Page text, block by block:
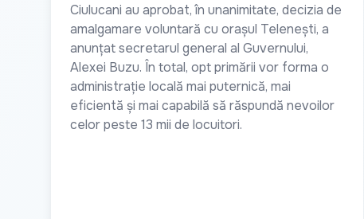
Ciulucani au aprobat, în unanimitate, decizia de
amalgamare voluntară cu orașul Telenești, a
anunțat secretarul general al Guvernului,
Alexei Buzu. În total, opt primării vor forma o
administrație locală mai puternică, mai
eficientă și mai capabilă să răspundă nevoilor
celor peste 13 mii de locuitori.